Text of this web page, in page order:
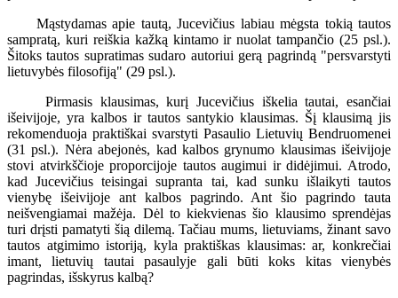
Mąstydamas apie tautą, Jucevičius labiau mėgsta tokią tautos
sampratą, kuri reiškia kažką kintamo ir nuolat tampančio (25 psl.).
Šitoks tautos supratimas sudaro autoriui gerą pagrindą "persvarstyti
lietuvybės filosofiją" (29 psl.).
Pirmasis klausimas, kurį Jucevičius iškelia tautai, esančiai
išeivijoje, yra kalbos ir tautos santykio klausimas. Šį klausimą jis
rekomenduoja praktiškai svarstyti Pasaulio Lietuvių Bendruomenei
(31 psl.). Nėra abejonės, kad kalbos grynumo klausimas išeivijoje
stovi atvirkščioje proporcijoje tautos augimui ir didėjimui. Atrodo,
kad Jucevičius teisingai supranta tai, kad sunku išlaikyti tautos
vienybę išeivijoje ant kalbos pagrindo. Ant šio pagrindo tauta
neišvengiamai mažėja. Dėl to kiekvienas šio klausimo sprendėjas
turi drįsti pamatyti šią dilemą. Tačiau mums, lietuviams, žinant savo
tautos atgimimo istoriją, kyla praktiškas klausimas: ar, konkrečiai
imant, lietuvių tautai pasaulyje gali būti koks kitas vienybės
pagrindas, išskyrus kalbą?